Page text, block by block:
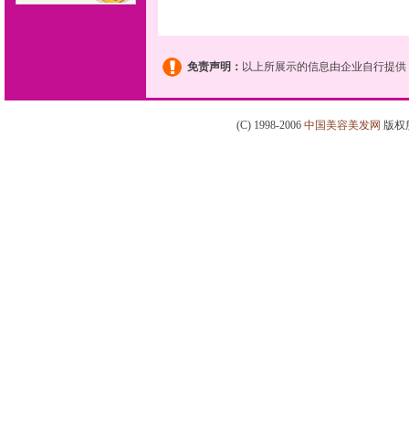
免责声明： 以上所展示的信息由企业自行提
(C) 1998-2006 中国美容美发网 版权